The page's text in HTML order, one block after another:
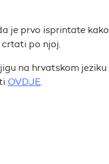
je prvo isprintate kako
po njoj.
na hrvatskom jeziku
OVDJE.